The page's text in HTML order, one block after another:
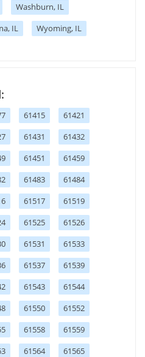
Washburn, IL
IL Wyoming, IL
61415
61421
61431
61432
61451
61459
61483
61484
61517
61519
61525
61526
61531
61533
61537
61539
61543
61544
61550
61552
61558
61559
61564
61565